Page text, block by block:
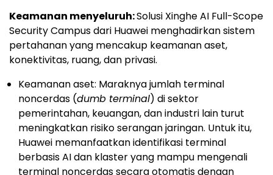
Keamanan menyeluruh:Solusi Xinghe AI Full-Scope
Security Campus dari Huawei menghadirkan sistem
pertahanan yang mencakup keamanan aset,
konektivitas, ruang, dan privasi.
Keamanan aset: Maraknya jumlah terminal
noncerdas (dumb terminal) di sektor
pemerintahan, keuangan, dan industri lain turut
meningkatkan risiko serangan jaringan. Untuk itu,
Huawei memanfaatkan identifikasi terminal
berbasis AI dan klaster yang mampu mengenali
terminal noncerdas secara otomatis dengan